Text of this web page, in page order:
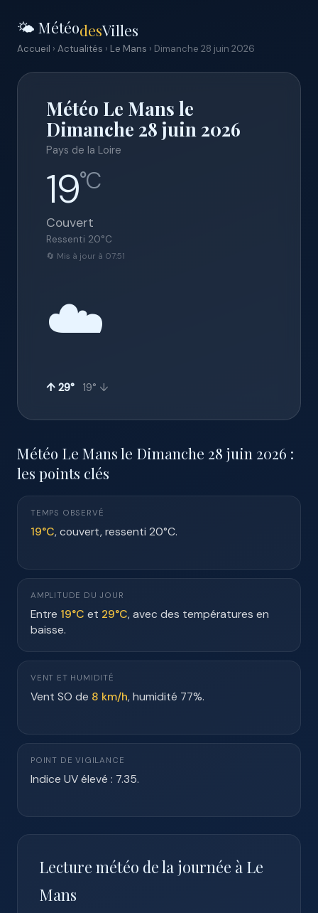
🌤️ MétéodesVilles
Accueil › Actualités › Le Mans › Dimanche 28 juin 2026
Météo Le Mans le
Dimanche 28 juin 2026
Pays de la Loire
19°C
Couvert
Ressenti 20°C
🔄 Mis à jour à 07:51
☁️
↑ 29° 19° ↓
Météo Le Mans le Dimanche 28 juin 2026 :
les points clés
TEMPS OBSERVÉ
19°C, couvert, ressenti 20°C.
AMPLITUDE DU JOUR
Entre 19°C et 29°C, avec des températures en
baisse.
VENT ET HUMIDITÉ
Vent SO de 8 km/h, humidité 77%.
POINT DE VIGILANCE
Indice UV élevé : 7.35.
Lecture météo de la journée à Le
Mans